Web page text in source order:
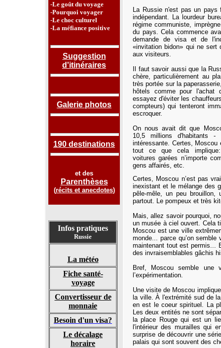
-Le goût du voyage
-Pourquoi voyager
-Le choc culturel
-La méfiance positive
Suggestion
d'itinéraires
Galerie photos
190 destinations
et des
Parenthèses
(récits et anecdotes)
Infos pratiques
Russie
La météo
Fiche santé-
voyage
Convertisseur de
monnaie
Besoin d'un visa?
Le décalage
horaire
La Russie n'est pas un pays
indépendant. La lourdeur
régime communiste,
du pays. Cela commence
demande de visa et de
«invitation bidon» qui ne sert
aux visiteurs.
Il faut savoir aussi que la
chère, particulièrement au
très portée sur la
hôtels comme pour
essayez d'éviter les
compteurs) qui tenteront
escroquer.
On nous avait dit que
10,5 millions d'habitants -
intéressante. Certes, Moscou
tout ce que cela implique:
voitures garées n’importe
gens affairés, etc.
Certes, Moscou n’est pas
inexistant et le mélange des
pêle-mêle, un peu brouillon,
partout. Le pompeux et très
Mais, allez savoir pourquoi,
un musée à ciel ouvert. Cela
Moscou est une ville
monde... parce qu’on
maintenant tout est permis...
des invraisemblables gâchis
Bref, Moscou semble
l’expérimentation.
Une visite de Moscou
la ville. À l'extrémité sud de
en est le coeur spirituel. La
Les deux entités ne sont
la place Rouge qui est un
l'intérieur des murailles qui
surprise de découvrir une
palais qui sont souvent des